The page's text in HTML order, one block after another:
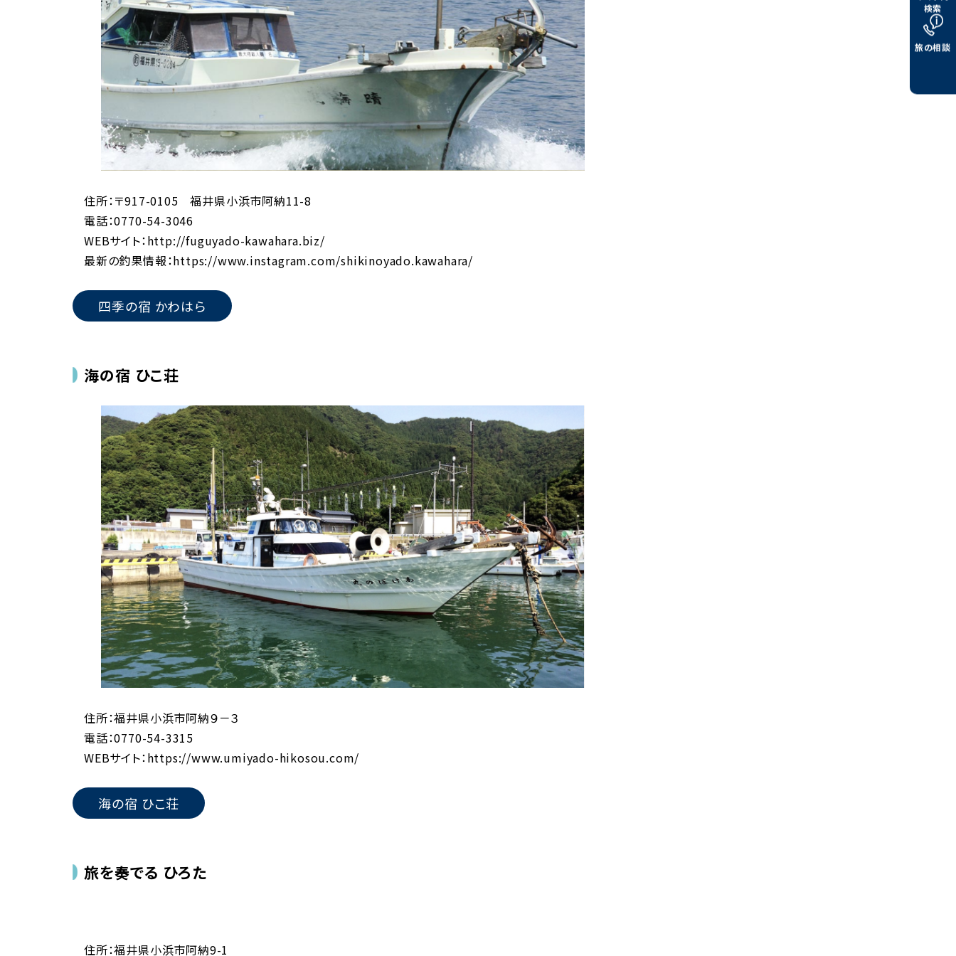
検索
旅の相談
住所：〒917-0105 福井県小浜市阿納11-8
電話：0770-54-3046
WEBサイト：http://fuguyado-kawahara.biz/
最新の釣果情報：https://www.instagram.com/shikinoyado.kawahara/
四季の宿 かわはら
海の宿 ひこ荘
住所：福井県小浜市阿納９－３
電話：0770-54-3315
WEBサイト：https://www.umiyado-hikosou.com/
海の宿 ひこ荘
旅を奏でる ひろた
住所：福井県小浜市阿納9-1